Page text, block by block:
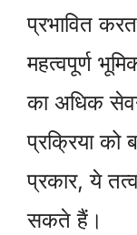
प्रभावित
महत्वपूर्ण
का अधिक
प्रक्रिया
प्रकार, ये
सकते हैं।